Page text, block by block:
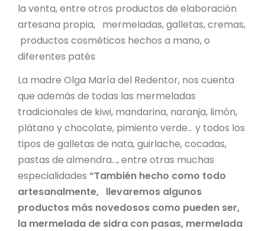
la venta, entre otros productos de elaboración
artesana propia, mermeladas, galletas, cremas,
productos cosméticos hechos a mano, o
diferentes patés
La madre Olga María del Redentor, nos cuenta
que además de todas las mermeladas
tradicionales de kiwi, mandarina, naranja, limón,
plátano y chocolate, pimiento verde… y todos los
tipos de galletas de nata, guirlache, cocadas,
pastas de almendra…, entre otras muchas
especialidades “También hecho como todo
artesanalmente, llevaremos algunos
productos más novedosos como pueden ser,
la mermelada de sidra con pasas, mermelada